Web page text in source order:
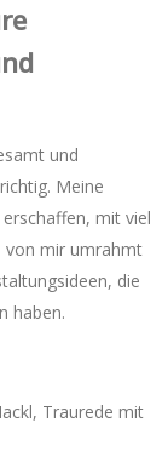
und
Meine
mit viel
von mir umrahmt
die
haben.